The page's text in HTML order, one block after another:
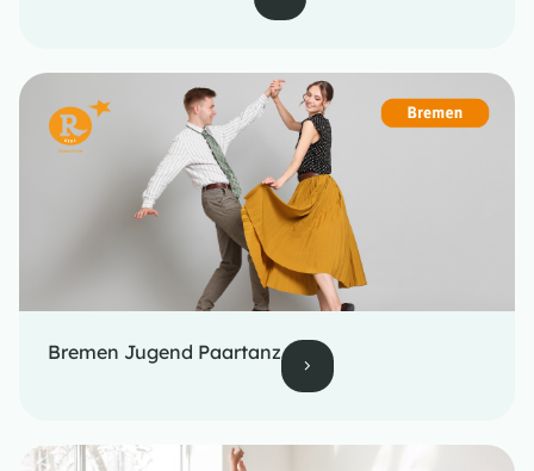
Bremen Jugend Paartanz